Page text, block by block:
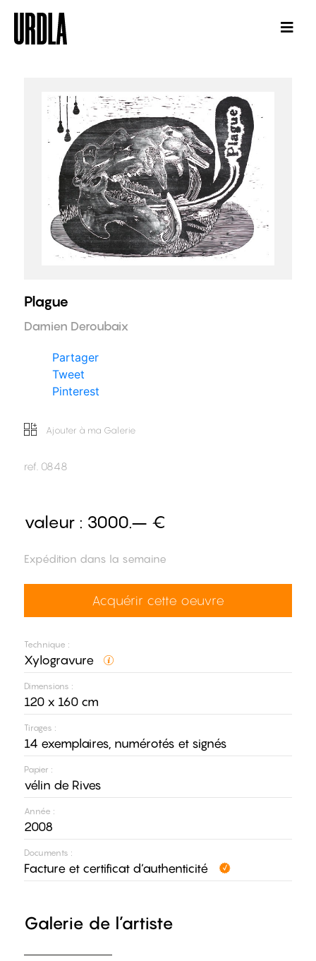
Plague
Damien Deroubaix
Partager
Tweet
Pinterest
Ajouter à ma Galerie
ref. 0848
Technique :
Xylogravure
Dimensions :
120 x 160 cm
Tirages :
14 exemplaires, numérotés et signés
Papier :
vélin de Rives
Année :
2008
Documents :
Facture et certificat d’authenticité
valeur : 3000.– €
Expédition dans la semaine
Acquérir cette oeuvre
Galerie de l’artiste